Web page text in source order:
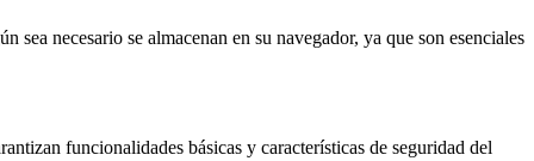
necesario se almacenan en su navegador, ya que son esenciales
funcionalidades básicas y características de seguridad del